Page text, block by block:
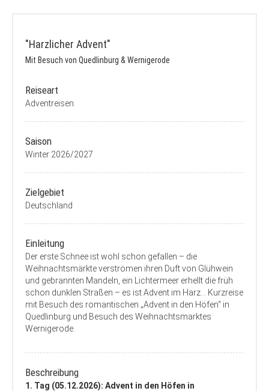
"Harzlicher Advent"
Mit Besuch von Quedlinburg & Wernigerode
Reiseart
Adventreisen
Saison
Winter 2026/2027
Zielgebiet
Deutschland
Einleitung
Der erste Schnee ist wohl schon gefallen – die
Weihnachtsmärkte verströmen ihren Duft von Glühwein
und gebrannten Mandeln, ein Lichtermeer erhellt die früh
schon dunklen Straßen – es ist Advent im Harz… Kurzreise
mit Besuch des romantischen „Advent in den Höfen“ in
Quedlinburg und Besuch des Weihnachtsmarktes
Wernigerode.
Beschreibung
1. Tag (05.12.2026): Advent in den Höfen in